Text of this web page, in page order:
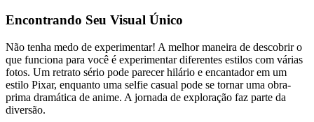
Encontrando Seu Visual Único
Não tenha medo de experimentar! A melhor maneira de descobrir o
que funciona para você é experimentar diferentes estilos com várias
fotos. Um retrato sério pode parecer hilário e encantador em um
estilo Pixar, enquanto uma selfie casual pode se tornar uma obra-
prima dramática de anime. A jornada de exploração faz parte da
diversão.